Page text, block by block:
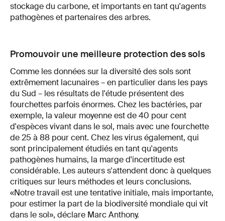
stockage du carbone, et importants en tant qu'agents
pathogènes et partenaires des arbres.
Promouvoir une meilleure protection des sols
Comme les données sur la diversité des sols sont
extrêmement lacunaires – en particulier dans les pays
du Sud – les résultats de l'étude présentent des
fourchettes parfois énormes. Chez les bactéries, par
exemple, la valeur moyenne est de 40 pour cent
d'espèces vivant dans le sol, mais avec une fourchette
de 25 à 88 pour cent. Chez les virus également, qui
sont principalement étudiés en tant qu'agents
pathogènes humains, la marge d'incertitude est
considérable. Les auteurs s'attendent donc à quelques
critiques sur leurs méthodes et leurs conclusions.
«Notre travail est une tentative initiale, mais importante,
pour estimer la part de la biodiversité mondiale qui vit
dans le sol», déclare Marc Anthony.